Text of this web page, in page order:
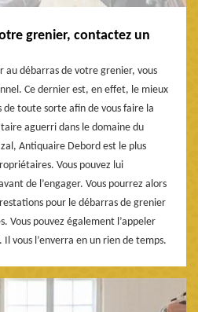
grenier, contactez un
au débarras de votre grenier, vous
Ce dernier est, en effet, le mieux
de toute sorte afin de vous faire la
aguerri dans le domaine du
Antiquaire Debord est le plus
Vous pouvez lui
de l’engager. Vous pourrez alors
pour le débarras de grenier
Vous pouvez également l’appeler
vous l’enverra en un rien de temps.